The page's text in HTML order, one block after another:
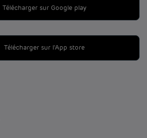
Télécharger sur Google play
Télécharger sur l'App store